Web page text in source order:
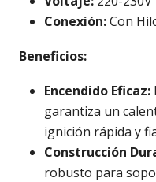
Conexión:Con
Beneficios:
Encendido Eficaz:
garantiza un
ignición rápida y
Construcción
robusto para